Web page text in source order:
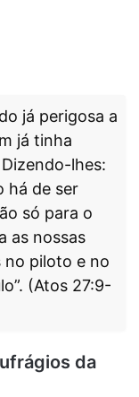
já perigosa a
já tinha
lhes:
há de ser
só para o
as nossas
no piloto e no
(Atos 27:9-
da